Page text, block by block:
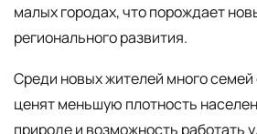
малых городах, что порождает
регионального развития.
Среди новых жителей много
ценят меньшую плотность
природе и возможность работать